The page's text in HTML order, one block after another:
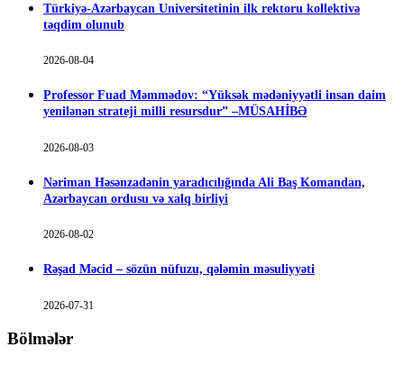
Türkiyə-Azərbaycan Universitetinin ilk rektoru kollektivə
təqdim olunub
2026-08-04
Professor Fuad Məmmədov: “Yüksək mədəniyyətli insan daim
yenilənən strateji milli resursdur” –MÜSAHİBƏ
2026-08-03
Nəriman Həsənzadənin yaradıcılığında Ali Baş Komandan,
Azərbaycan ordusu və xalq birliyi
2026-08-02
Rəşad Məcid – sözün nüfuzu, qələmin məsuliyyəti
2026-07-31
Bölmələr